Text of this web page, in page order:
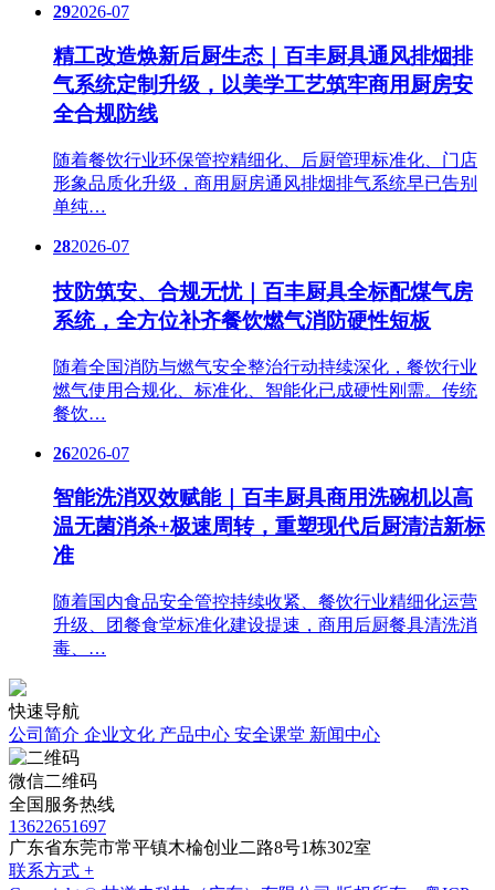
292026-07
精工改造焕新后厨生态｜百丰厨具通风排烟排
气系统定制升级，以美学工艺筑牢商用厨房安
全合规防线
随着餐饮行业环保管控精细化、后厨管理标准化、门店
形象品质化升级，商用厨房通风排烟排气系统早已告别
单纯…
282026-07
技防筑安、合规无忧｜百丰厨具全标配煤气房
系统，全方位补齐餐饮燃气消防硬性短板
随着全国消防与燃气安全整治行动持续深化，餐饮行业
燃气使用合规化、标准化、智能化已成硬性刚需。传统
餐饮…
262026-07
智能洗消双效赋能｜百丰厨具商用洗碗机以高
温无菌消杀+极速周转，重塑现代后厨清洁新标
准
随着国内食品安全管控持续收紧、餐饮行业精细化运营
升级、团餐食堂标准化建设提速，商用后厨餐具清洗消
毒、…
快速导航
公司简介 企业文化 产品中心 安全课堂 新闻中心
微信二维码
全国服务热线
13622651697
广东省东莞市常平镇木棆创业二路8号1栋302室
联系方式 +